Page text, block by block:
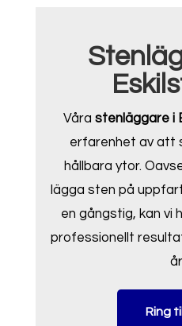
Våra stenläggare i
erfarenhet av att
hållbara ytor.
lägga sten på
en gångstig, kan vi
professionellt
Ring